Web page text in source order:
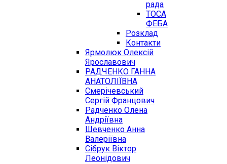
рада
ТОСА
ФЕБА
Розклад
Контакти
Ярмолюк Олексій
Ярославович
РАДЧЕНКО ГАННА
АНАТОЛІЇВНА
Смерічевський
Сергій Францович
Радченко Олена
Андріївна
Шевченко Анна
Валеріївна
Сібрук Віктор
Леонідович